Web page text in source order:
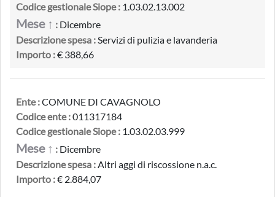
Codice gestionale Siope : 1.03.02.13.002
Mese ↑ : Dicembre
Descrizione spesa :Servizi di pulizia e lavanderia
Importo :€ 388,66
Ente :COMUNE DI CAVAGNOLO
Codice ente :011317184
Codice gestionale Siope : 1.03.02.03.999
Mese ↑ : Dicembre
Descrizione spesa :Altri aggi di riscossione n.a.c.
Importo :€ 2.884,07